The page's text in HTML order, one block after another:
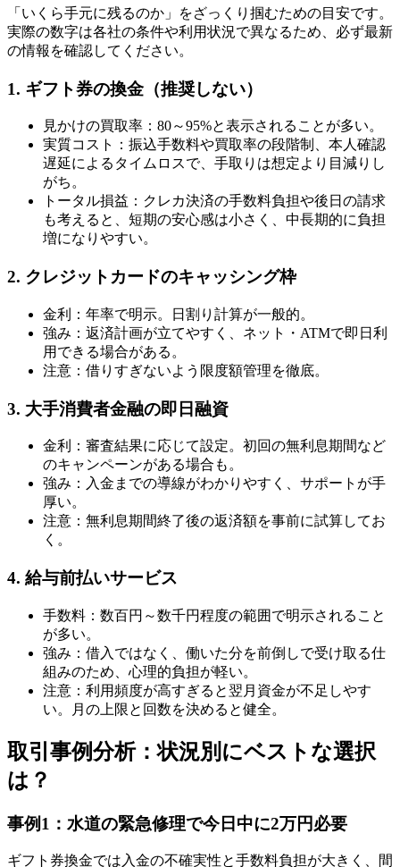
「いくら手元に残るのか」をざっくり掴むための目安です。
実際の数字は各社の条件や利用状況で異なるため、必ず最新
の情報を確認してください。
1. ギフト券の換金（推奨しない）
見かけの買取率：80～95%と表示されることが多い。
実質コスト：振込手数料や買取率の段階制、本人確認
遅延によるタイムロスで、手取りは想定より目減りし
がち。
トータル損益：クレカ決済の手数料負担や後日の請求
も考えると、短期の安心感は小さく、中長期的に負担
増になりやすい。
2. クレジットカードのキャッシング枠
金利：年率で明示。日割り計算が一般的。
強み：返済計画が立てやすく、ネット・ATMで即日利
用できる場合がある。
注意：借りすぎないよう限度額管理を徹底。
3. 大手消費者金融の即日融資
金利：審査結果に応じて設定。初回の無利息期間など
のキャンペーンがある場合も。
強み：入金までの導線がわかりやすく、サポートが手
厚い。
注意：無利息期間終了後の返済額を事前に試算してお
く。
4. 給与前払いサービス
手数料：数百円～数千円程度の範囲で明示されること
が多い。
強み：借入ではなく、働いた分を前倒しで受け取る仕
組みのため、心理的負担が軽い。
注意：利用頻度が高すぎると翌月資金が不足しやす
い。月の上限と回数を決めると健全。
取引事例分析：状況別にベストな選択
は？
事例1：水道の緊急修理で今日中に2万円必要
ギフト券換金では入金の不確実性と手数料負担が大きく、間